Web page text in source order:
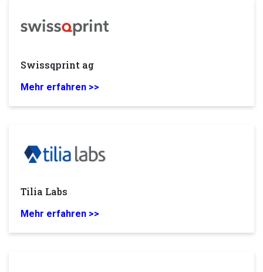
Swissqprint ag
Mehr erfahren >>
Tilia Labs
Mehr erfahren >>